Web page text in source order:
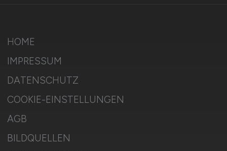
HOME
IMPRESSUM
DATENSCHUTZ
COOKIE-EINSTELLUNGEN
AGB
BILDQUELLEN